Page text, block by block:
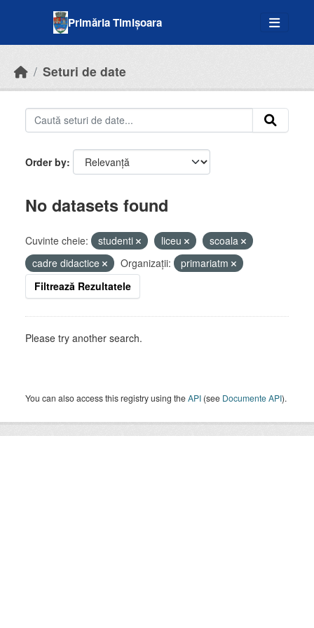
Primăria Timișoara
Seturi de date
Order by
No datasets found
Cuvinte cheie: studenti liceu
scoala
cadre didactice
Organizații:
primariatm
Filtrează Rezultatele
Please try another search.
You can also access this registry using theAPI (see Documente API).